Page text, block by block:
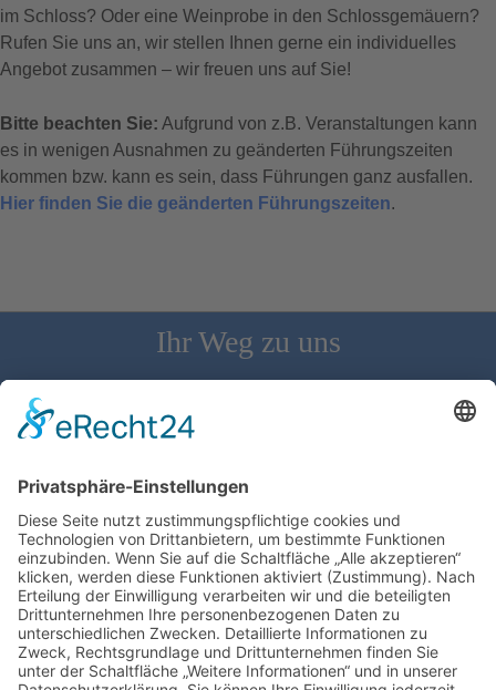
im Schloss? Oder eine Weinprobe in den Schlossgemäuern?
Rufen Sie uns an, wir stellen Ihnen gerne ein individuelles
Angebot zusammen – wir freuen uns auf Sie!
Bitte beachten Sie: Aufgrund von z.B. Veranstaltungen kann
es in wenigen Ausnahmen zu geänderten Führungszeiten
kommen bzw. kann es sein, dass Führungen ganz ausfallen.
Hier finden Sie die geänderten Führungszeiten.
Ihr Weg zu uns
Schloss Bürgeln, 79418 Schliengen | Telefon: 07626/237 | E-
Mail: direktion@schlossbuergeln.de
Wir benötigen Ihre Zustimmung, um den
Google Maps-Service zu laden!
Wir verwenden einen Service eines
Drittanbieters, um Karteninhalte einzubetten.
Dieser Service kann Daten zu Ihren Aktivitäten
sammeln. Bitte lesen Sie die Details durch und
stimmen Sie der Nutzung des Service zu, um